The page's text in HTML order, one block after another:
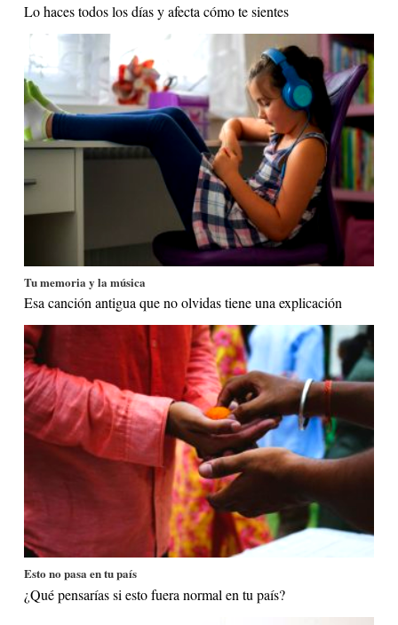
Lo haces todos los días y afecta cómo te sientes
Tu memoria y la música
Esa canción antigua que no olvidas tiene una explicación
Esto no pasa en tu país
¿Qué pensarías si esto fuera normal en tu país?